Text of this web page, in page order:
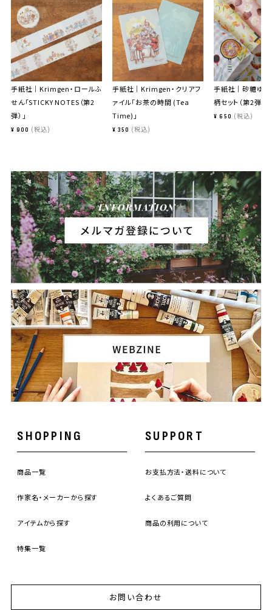
手紙社｜Krimgen・ロールふ
せん「STICKY NOTES（第2
弾）」
¥ 900 税込
手紙社｜Krimgen・クリアフ
ァイル「お茶の時間 (Tea
Time)」
¥ 350 税込
手紙社｜砂糖ゆき
柄セット（第2弾）
¥ 650 税込
SHOPPING
商品一覧
作家名・メーカーから探す
アイテムから探す
特集一覧
SUPPORT
お支払方法・送料について
よくあるご質問
商品の利用について
お問い合わせ